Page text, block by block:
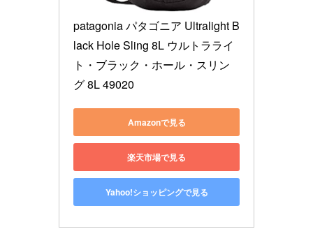
patagonia パタゴニア Ultralight B
lack Hole Sling 8L ウルトラライ
ト・ブラック・ホール・スリン
グ 8L 49020
Amazonで見る
楽天市場で見る
Yahoo!ショッピングで見る